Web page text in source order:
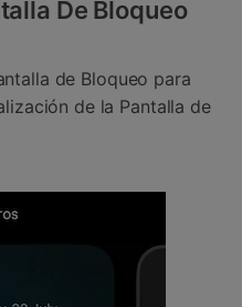
De Bloqueo
de Bloqueo para
de la Pantalla de